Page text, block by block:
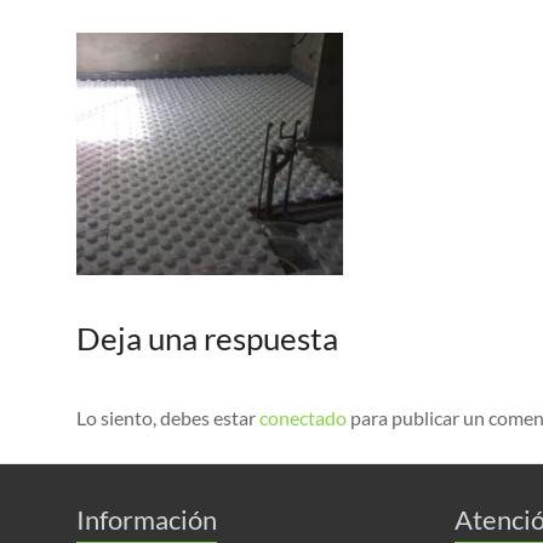
Deja una respuesta
Lo siento, debes estarconectado para publicar un
Información